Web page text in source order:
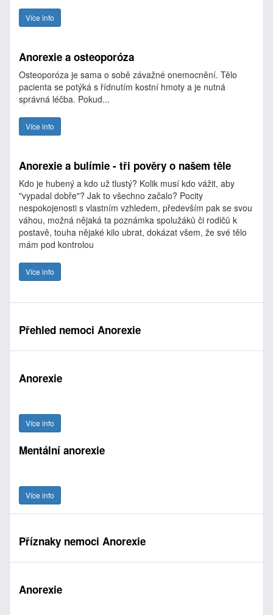
Více info
Anorexie a osteoporóza
Osteoporóza je sama o sobě závažné onemocnění. Tělo
pacienta se potýká s řídnutím kostní hmoty a je nutná
správná léčba. Pokud...
Více info
Anorexie a bulímie - tři pověry o našem těle
Kdo je hubený a kdo už tlustý? Kolik musí kdo vážit, aby
"vypadal dobře"? Jak to všechno začalo? Pocity
nespokojenosti s vlastním vzhledem, především pak se svou
váhou, možná nějaká ta poznámka spolužáků či rodičů k
postavě, touha nějaké kilo ubrat, dokázat všem, že své tělo
mám pod kontrolou
Více info
Přehled nemoci Anorexie
Anorexie
Více info
Mentální anorexie
Více info
Příznaky nemoci Anorexie
Anorexie